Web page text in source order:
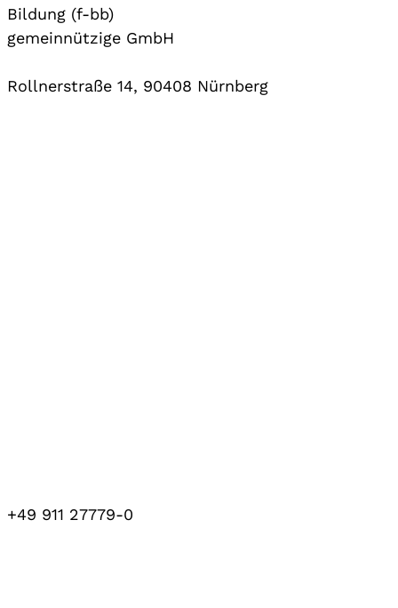
Bildung (f-bb)
gemeinnützige GmbH
Rollnerstraße 14, 90408 Nürnberg
+49 911 27779-0